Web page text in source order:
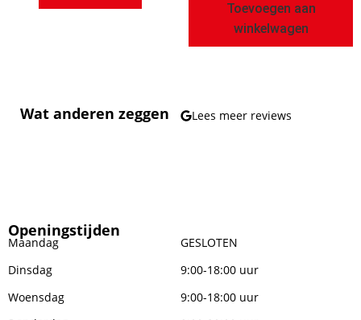
Toevoegen aan
winkelwagen
Wat anderen zeggen Lees meer reviews
Openingstijden
Maandag
GESLOTEN
Dinsdag
9:00-18:00 uur
Woensdag
9:00-18:00 uur